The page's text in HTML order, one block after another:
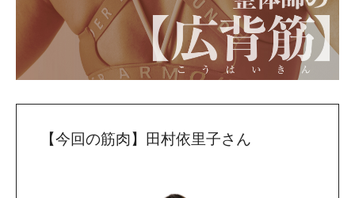
【今回の筋肉】田村依里子さん